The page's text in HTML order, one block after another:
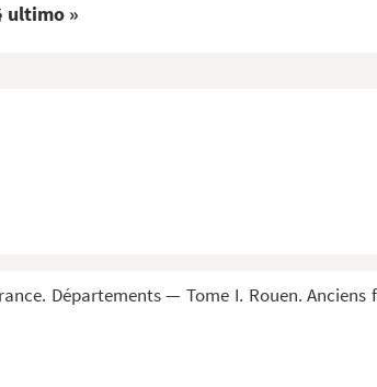
ultimo »
Départements — Tome I. Rouen. Anciens